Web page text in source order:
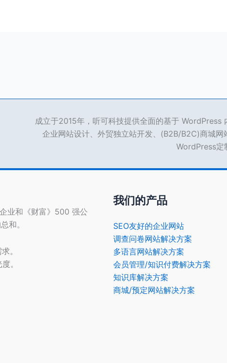
成立于2015年，听可科技提供全面的基于 WordPress
企业网站设计、外贸独立站开发、(B2B/B2C)商城
WordPress定
业和《财富》500 强公
和。
。
。
我们的产品
SEO友好的企业网站
调查问卷网站解决方案
多语言网站解决方案
会员管理/知识付费解决方案
知识库解决方案
商城/预定网站解决方案